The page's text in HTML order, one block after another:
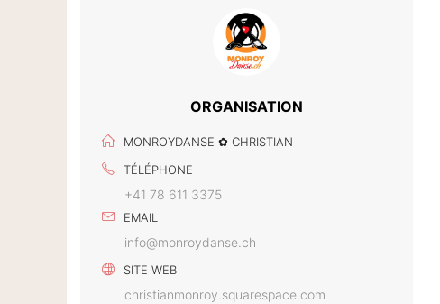
ORGANISATION
MONROYDANSE ✿ CHRISTIAN
TÉLÉPHONE
+41 78 611 3375
EMAIL
info@monroydanse.ch
SITE WEB
christianmonroy.squarespace.com